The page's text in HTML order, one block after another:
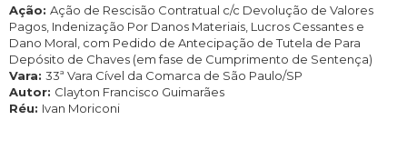
Ação: Ação de Rescisão Contratual c/c Devolução de Valores
Pagos, Indenização Por Danos Materiais, Lucros Cessantes e
Dano Moral, com Pedido de Antecipação de Tutela de Para
Depósito de Chaves (em fase de Cumprimento de Sentença)
Vara: 33ª Vara Cível da Comarca de São Paulo/SP
Autor: Clayton Francisco Guimarães
Réu: Ivan Moriconi